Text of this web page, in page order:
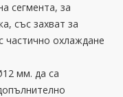
сегмента, за
със захват за
частично охлаждане
12 мм. да са